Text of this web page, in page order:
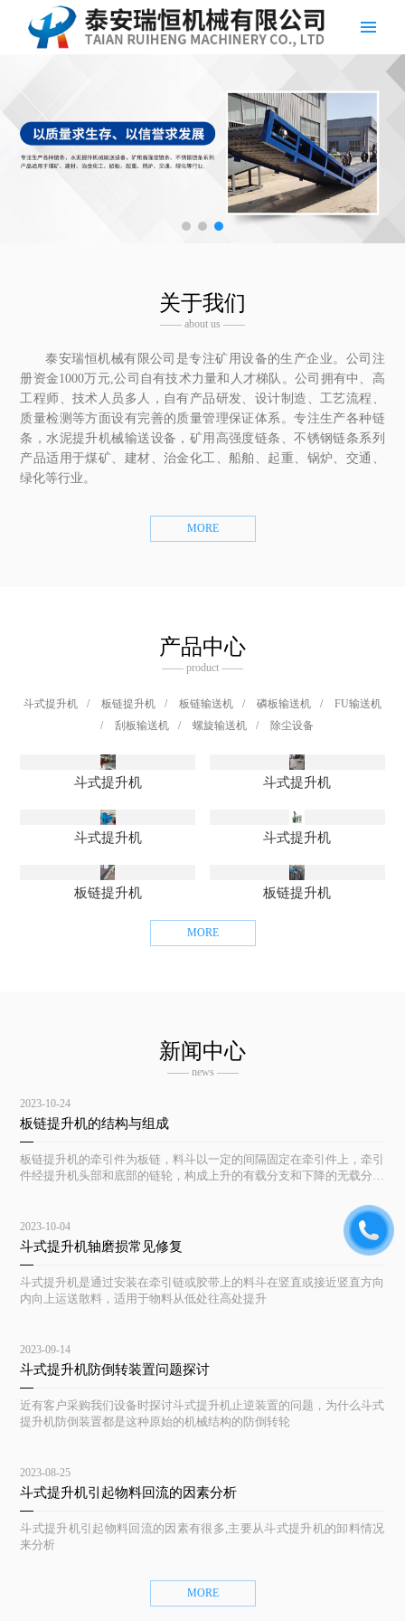
关于我们
—— about us ——
泰安瑞恒机械有限公司是专注矿用设备的生产企业。公司注
册资金1000万元,公司自有技术力量和人才梯队。公司拥有中、高
工程师、技术人员多人，自有产品研发、设计制造、工艺流程、
质量检测等方面设有完善的质量管理保证体系。专注生产各种链
条，水泥提升机械输送设备，矿用高强度链条、不锈钢链条系列
产品适用于煤矿、建材、治金化工、船舶、起重、锅炉、交通、
绿化等行业。
MORE
产品中心
—— product ——
斗式提升机 / 板链提升机 / 板链输送机 / 磷板输送机 /
FU输送机
/
刮板输送机 / 螺旋输送机 / 除尘设备
斗式提升机 斗式提升机
斗式提升机 斗式提升机
板链提升机 板链提升机
MORE
新闻中心
—— news ——
2023-10-24
板链提升机的结构与组成
板链提升机的牵引件为板链，料斗以一定的间隔固定在牵引件上，牵引
件经提升机头部和底部的链轮，构成上升的有载分支和下降的无载分支
2023-10-04
斗式提升机轴磨损常见修复
斗式提升机是通过安装在牵引链或胶带上的料斗在竖直或接近竖直方向
内向上运送散料，适用于物料从低处往高处提升
2023-09-14
斗式提升机防倒转装置问题探讨
近有客户采购我们设备时探讨斗式提升机止逆装置的问题，为什么斗式
提升机防倒装置都是这种原始的机械结构的防倒转轮
2023-08-25
斗式提升机引起物料回流的因素分析
斗式提升机引起物料回流的因素有很多,主要从斗式提升机的卸料情况
来分析
MORE